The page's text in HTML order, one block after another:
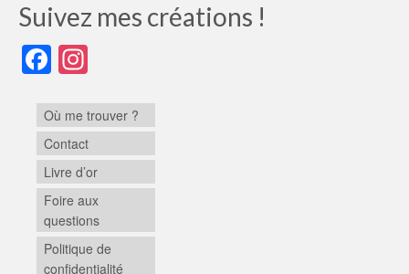
Suivez mes créations !
Facebook
Où me trouver ?
Contact
Livre d’or
Foire aux
questions
Politique de
confidentialité